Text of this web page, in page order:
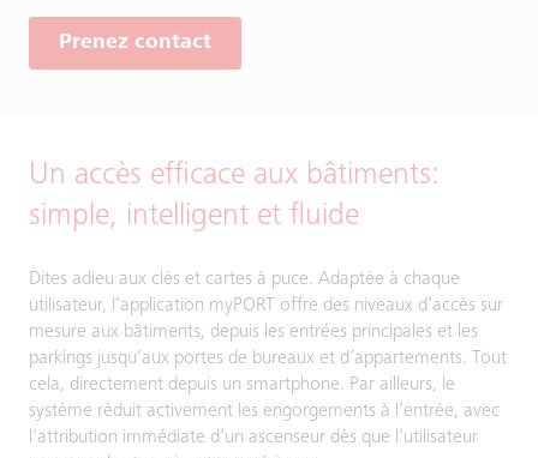
Prenez contact
Un accès efficace aux bâtiments:
simple, intelligent et fluide
Dites adieu aux clés et cartes à puce. Adaptée à chaque
utilisateur, l’application myPORT offre des niveaux d’accès sur
mesure aux bâtiments, depuis les entrées principales et les
parkings jusqu’aux portes de bureaux et d’appartements. Tout
cela, directement depuis un smartphone. Par ailleurs, le
système réduit activement les engorgements à l’entrée, avec
l’attribution immédiate d’un ascenseur dès que l’utilisateur